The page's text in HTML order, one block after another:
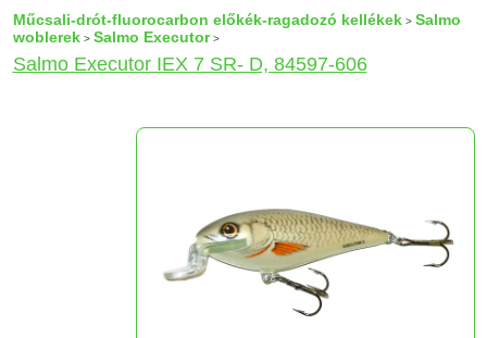
Műcsali-drót-fluorocarbon előkék-ragadozó kellékek> Salmo
woblerek> Salmo Executor>
Salmo Executor IEX 7 SR- D, 84597-606